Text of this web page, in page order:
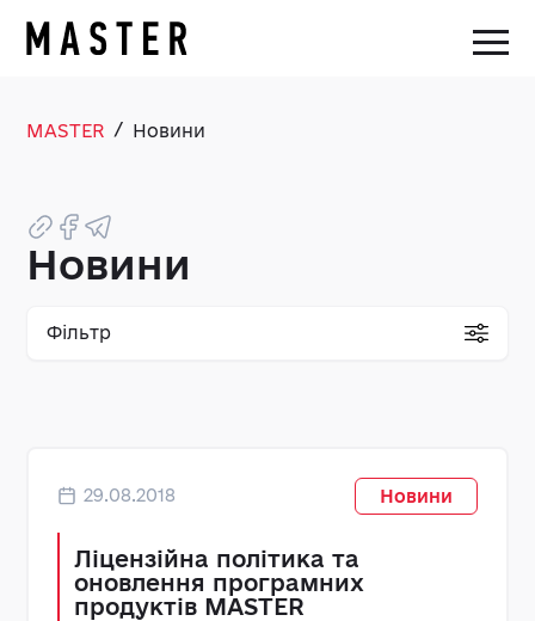
MASTER / Новини
Новини
Фільтр
29.08.2018 Новини
Ліцензійна політика та
оновлення програмних
продуктів MASTER